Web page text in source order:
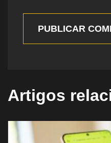
PUBLICAR
Artigos